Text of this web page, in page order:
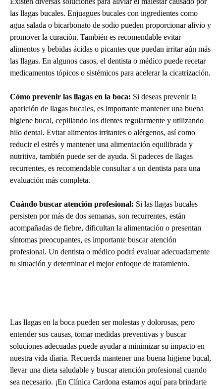
las llagas bucales. Enjuagues bucales con ingredientes como
agua salada o bicarbonato de sodio pueden proporcionar alivio y
promover la curación. También es recomendable evitar
alimentos y bebidas ácidas o picantes que puedan irritar aún más
las llagas. En algunos casos, el dentista o médico puede recetar
medicamentos tópicos o sistémicos para acelerar la cicatrización.
Cómo prevenir las llagas en la boca: Si deseas prevenir la
aparición de llagas bucales, es importante mantener una buena
higiene bucal, cepillando los dientes regularmente y utilizando
hilo dental. Evitar alimentos irritantes o alérgenos, así como
reducir el estrés y mantener una alimentación equilibrada y
nutritiva, también puede ser de ayuda. Si padeces de llagas
recurrentes, es recomendable consultar a un dentista para una
evaluación más completa.
Cuándo buscar atención profesional: Si las llagas bucales
persisten por más de dos semanas, son recurrentes, están
acompañadas de fiebre, dificultan la alimentación o presentan
síntomas preocupantes, es importante buscar atención
profesional. Un dentista o médico podrá evaluar adecuadamente
tu situación y determinar el mejor enfoque de tratamiento.
Las llagas en la boca pueden ser molestas y dolorosas, pero
entender sus causas, tomar medidas preventivas y buscar
soluciones adecuadas puede ayudar a minimizar su impacto en
nuestra vida diaria. Recuerda mantener una buena higiene bucal,
llevar una dieta saludable y buscar atención profesional cuando
sea necesario. ¡En Clínica Cardona estamos aquí para brindarte